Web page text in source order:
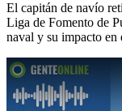
El capitán de navío
Liga de Fomento de
naval y su impacto en